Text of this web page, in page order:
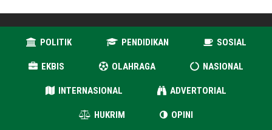
POLITIK PENDIDIKAN SOSIAL
EKBIS OLAHRAGA NASIONAL
INTERNASIONAL ADVERTORIAL
HUKRIM OPINI